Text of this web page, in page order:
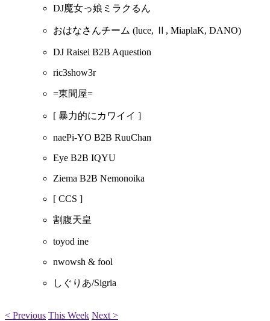
DJ魔女っ娘ミラクるん
おはなさんチーム (luce, Ⅱ, MiaplaK, DANO)
DJ Raisei B2B Aquestion
ric3show3r
=東間屋=
[ 暴力的にカワイイ ]
naePi-YO B2B RuuChan
Eye B2B IQYU
Ziema B2B Nemonoika
[ CCS ]
割腹天皇
toyod ine
nwowsh & fool
しぐりあ/Sigria
< Previous This Week Next >